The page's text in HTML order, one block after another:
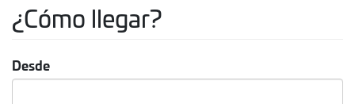
¿Cómo llegar?
Desde